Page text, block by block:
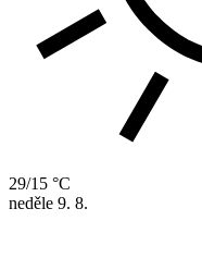
29/15 °C
neděle 9. 8.